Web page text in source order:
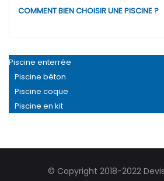
COMMENT BIEN CHOISIR UNE PISCINE ?
Piscine enterrée
Piscine béton
Piscine coque
Piscine en kit
© Copyright 2018-2022